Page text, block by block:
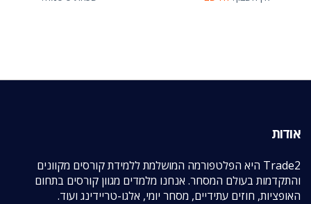
אודות
Trade2 היא הפלטפורמה המושלמת ללמידת קורסים מקוונים
והתקדמות בעולם המסחר. אנחנו מלמדים מגוון קורסים בתחום
האופציות, חוזים עתידיים, מסחר יומי, אלגו-טריידינג ועוד.